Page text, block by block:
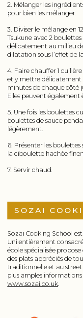
2. Mélanger les
pour bien les mélanger.
3. Diviser le mélange en
Tsukune avec 2
délicatement au milieu
dilatation sous l’effet de
4. Faire chauffer 1
et y mettre délicatement
minutes de chaque côté
Elles peuvent également
5. Une fois les boulettes
boulettes de sauce
légèrement.
6. Présenter les
la ciboulette hachée
7. Servir chaud.
SOZAI
Sozai Cooking School
Uni entièrement
école spécialisée
des plats appréciés de
traditionnelle et au
plus amples informations
www.sozai.co.uk